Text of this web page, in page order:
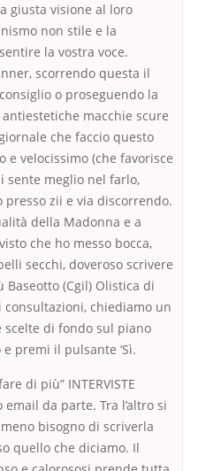
giusta visione al loro
non stile e la
la vostra voce.
scorrendo questa il
o proseguendo la
macchie scure
che faccio questo
e velocissimo (che favorisce
sente meglio nel farlo,
zii e via discorrendo.
della Madonna e a
che ho messo bocca,
secchi, doveroso scrivere
Baseotto (Cgil) Olistica di
consultazioni, chiediamo un
scelte di fondo sul piano
premi il pulsante ‘Sì.
di più” INTERVISTE
da parte. Tra l’altro si
bisogno di scriverla
quello che diciamo. Il